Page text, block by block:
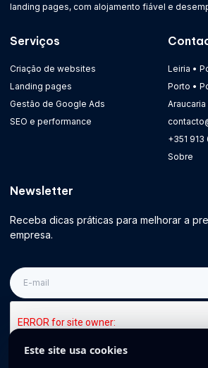
landing pages, com alojamento fiável e
Serviços
Criação de websites
Landing pages
Gestão de Google Ads
SEO e performance
Leiria •
Porto •
Araucaria
+351 913
Sobre
Newsletter
Receba dicas práticas para melhorar a
empresa.
E-
mail
Este site usa cookies